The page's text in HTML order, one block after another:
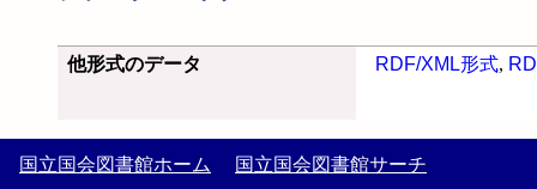
他形式のデータ RDF/XML形式,
国立国会図書館ホーム 国立国会図書館サーチ